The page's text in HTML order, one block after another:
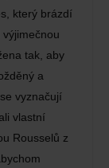
který brázdí
tak, aby
a
vyznačují
vlastní
Rousselů z